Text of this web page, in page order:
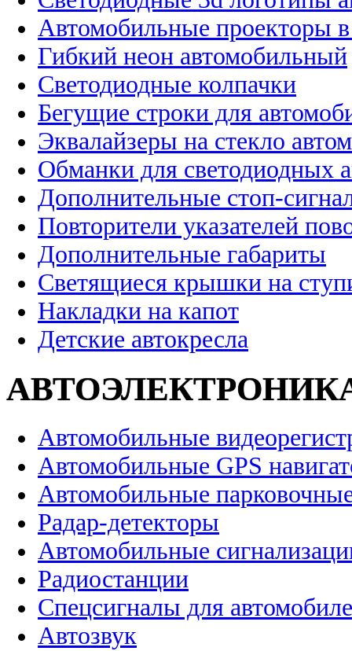
Автомобильные проекторы
Гибкий неон автомобильный
Светодиодные колпачки
Бегущие строки для
Эквалайзеры на стекло
Обманки для светодиодных
Дополнительные стоп-
Повторители указателей
Дополнительные габариты
Светящиеся крышки на
Накладки на капот
Детские автокресла
Автомобильные
Автомобильные GPS
Автомобильные
Радар-детекторы
Автомобильные
Радиостанции
Спецсигналы для
Автозвук